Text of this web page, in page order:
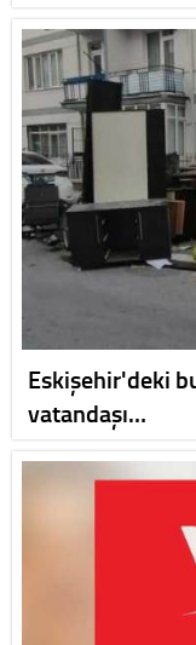
Eskişehir'deki
vatandaşı…